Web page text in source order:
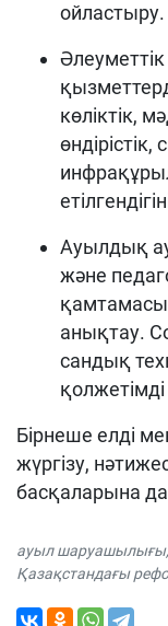
ойластыру.
көліктік,
Ауылдық
және
анықтау.
сандық
Бірнеше елді
жүргізу,
басқаларына
ауыл шаруашылығы,
Қазақстандағы